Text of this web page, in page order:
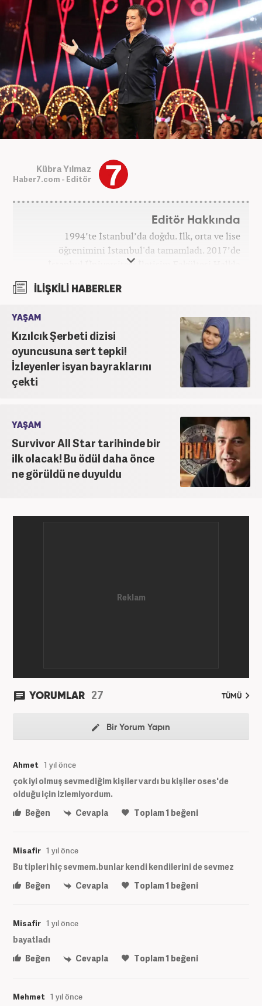
Kübra Yılmaz
Haber7.com - Editör
Editör Hakkında
1994’te İstanbul’da doğdu. İlk, orta ve lise
öğrenimini İstanbul'da tamamladı. 2017’de
İstanbul Üniversitesi İletişim Fakültesi Halkla
2017’den beri Kanal7 Medya Grubu’na bağlı
etmektedir.
İLİŞKİLİ HABERLER
YAŞAM
Kızılcık Şerbeti dizisi
oyuncusuna sert tepki!
İzleyenler isyan bayraklarını
çekti
YAŞAM
Survivor All Star tarihinde bir
ilk olacak! Bu ödül daha önce
ne görüldü ne duyuldu
YORUMLAR 27 TÜMÜ
Bir Yorum Yapın
Ahmet 1 yıl önce
çok iyi olmuş sevmediğim kişiler vardı bu kişiler oses'de
olduğu için izlemiyordum.
Beğen
Cevapla Toplam1 beğeni
Misafir 1 yıl önce
Bu tipleri hiç sevmem.bunlar kendi kendilerini de sevmez
Beğen
Cevapla Toplam1 beğeni
Misafir 1 yıl önce
bayatladı
Beğen
Cevapla Toplam1 beğeni
Mehmet 1 yıl önce